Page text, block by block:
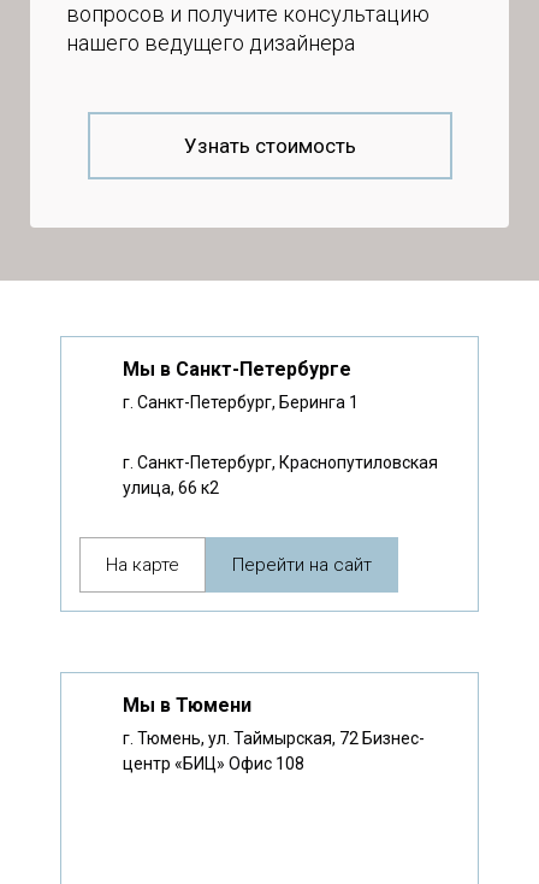
вопросов и получите консультацию
нашего ведущего дизайнера
Узнать стоимость
Мы в Санкт-Петербурге
г. Санкт-Петербург, Беринга 1
г. Санкт-Петербург, Краснопутиловская
улица, 66 к2
На карте Перейти на сайт
Мы в Тюмени
г. Тюмень, ул. Таймырская, 72 Бизнес-
центр «БИЦ» Офис 108